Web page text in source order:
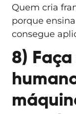
Quem cria
porque
consegue
8)